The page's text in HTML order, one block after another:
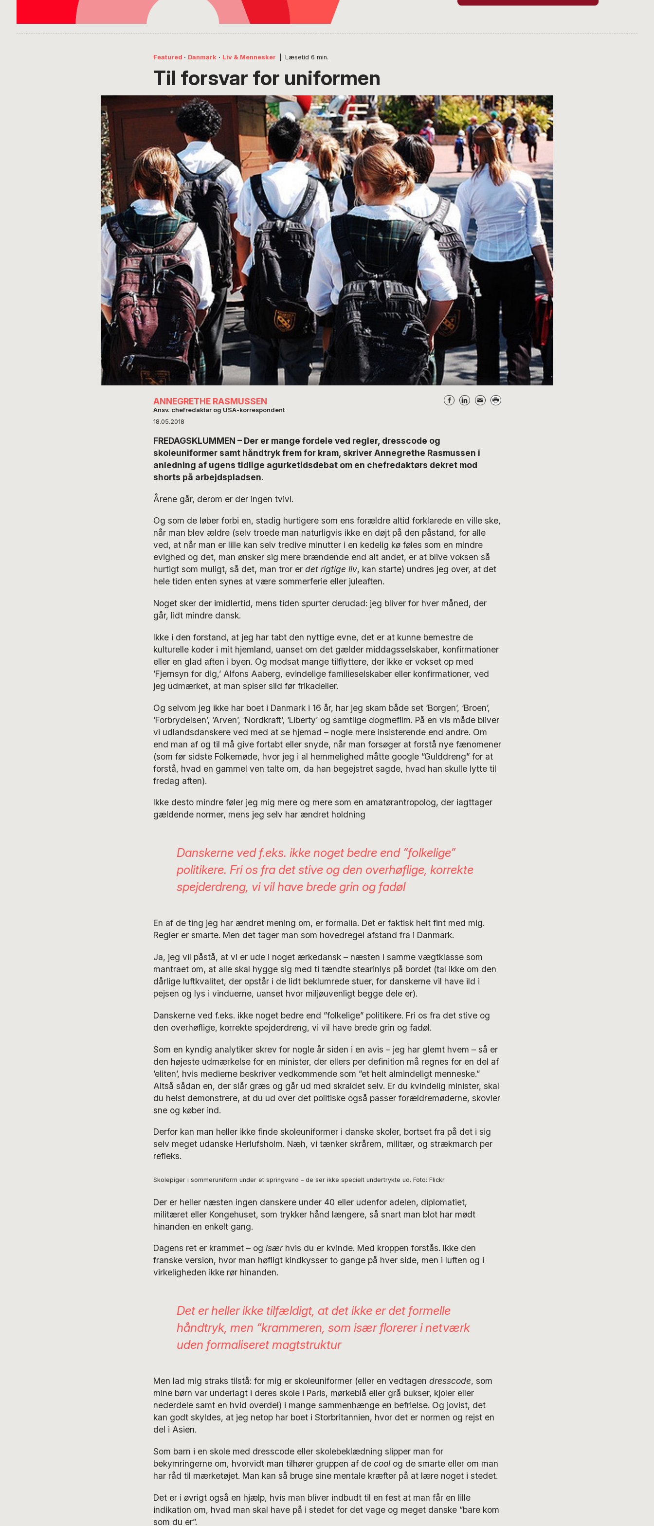
Featured · Danmark · Liv & Mennesker Læsetid 6 min.
Til forsvar for uniformen
ANNEGRETHE RASMUSSEN
Ansv. chefredaktør og USA-korrespondent
18.05.2018
FREDAGSKLUMMEN – Der er mange fordele ved regler, dresscode og
skoleuniformer samt håndtryk frem for kram, skriver Annegrethe Rasmussen i
anledning af ugens tidlige agurketidsdebat om en chefredaktørs dekret mod
shorts på arbejdspladsen.
Årene går, derom er der ingen tvivl.
Og som de løber forbi en, stadig hurtigere som ens forældre altid forklarede en ville ske,
når man blev ældre (selv troede man naturligvis ikke en døjt på den påstand, for alle
ved, at når man er lille kan selv tredive minutter i en kedelig kø føles som en mindre
evighed og det, man ønsker sig mere brændende end alt andet, er at blive voksen så
hurtigt som muligt, så det, man tror er det rigtige liv, kan starte) undres jeg over, at det
hele tiden enten synes at være sommerferie eller juleaften.
Noget sker der imidlertid, mens tiden spurter derudad: jeg bliver for hver måned, der
går, lidt mindre dansk.
Ikke i den forstand, at jeg har tabt den nyttige evne, det er at kunne bemestre de
kulturelle koder i mit hjemland, uanset om det gælder middagsselskaber, konfirmationer
eller en glad aften i byen. Og modsat mange tilflyttere, der ikke er vokset op med
’Fjernsyn for dig,’ Alfons Aaberg, evindelige familieselskaber eller konfirmationer, ved
jeg udmærket, at man spiser sild før frikadeller.
Og selvom jeg ikke har boet i Danmark i 16 år, har jeg skam både set ‘Borgen’, ‘Broen’,
‘Forbrydelsen’, ‘Arven’, ‘Nordkraft’, ‘Liberty’ og samtlige dogmefilm. På en vis måde bliver
vi udlandsdanskere ved med at se hjemad – nogle mere insisterende end andre. Om
end man af og til må give fortabt eller snyde, når man forsøger at forstå nye fænomener
(som før sidste Folkemøde, hvor jeg i al hemmelighed måtte google ”Gulddreng” for at
forstå, hvad en gammel ven talte om, da han begejstret sagde, hvad han skulle lytte til
fredag aften).
Ikke desto mindre føler jeg mig mere og mere som en amatørantropolog, der iagttager
gældende normer, mens jeg selv har ændret holdning
Danskerne ved f.eks. ikke noget bedre end ”folkelige”
politikere. Fri os fra det stive og den overhøflige, korrekte
spejderdreng, vi vil have brede grin og fadøl
En af de ting jeg har ændret mening om, er formalia. Det er faktisk helt fint med mig.
Regler er smarte. Men det tager man som hovedregel afstand fra i Danmark.
Ja, jeg vil påstå, at vi er ude i noget ærkedansk – næsten i samme vægtklasse som
mantraet om, at alle skal hygge sig med ti tændte stearinlys på bordet (tal ikke om den
dårlige luftkvalitet, der opstår i de lidt beklumrede stuer, for danskerne vil have ild i
pejsen og lys i vinduerne, uanset hvor miljøuvenligt begge dele er).
Danskerne ved f.eks. ikke noget bedre end ”folkelige” politikere. Fri os fra det stive og
den overhøflige, korrekte spejderdreng, vi vil have brede grin og fadøl.
Som en kyndig analytiker skrev for nogle år siden i en avis – jeg har glemt hvem – så er
den højeste udmærkelse for en minister, der ellers per definition må regnes for en del af
’eliten’, hvis medierne beskriver vedkommende som ”et helt almindeligt menneske.”
Altså sådan en, der slår græs og går ud med skraldet selv. Er du kvindelig minister, skal
du helst demonstrere, at du ud over det politiske også passer forældremøderne, skovler
sne og køber ind.
Derfor kan man heller ikke finde skoleuniformer i danske skoler, bortset fra på det i sig
selv meget udanske Herlufsholm. Næh, vi tænker skrårem, militær, og strækmarch per
refleks.
Skolepiger i sommeruniform under et springvand – de ser ikke specielt undertrykte ud. Foto: Flickr.
Der er heller næsten ingen danskere under 40 eller udenfor adelen, diplomatiet,
militæret eller Kongehuset, som trykker hånd længere, så snart man blot har mødt
hinanden en enkelt gang.
Dagens ret er krammet – og isærhvis du er kvinde. Med kroppen forstås. Ikke den
franske version, hvor man høfligt kindkysser to gange på hver side, men i luften og i
virkeligheden ikke rør hinanden.
Det er heller ikke tilfældigt, at det ikke er det formelle
håndtryk, men “krammeren, som især florerer i netværk
uden formaliseret magtstruktur
Men lad mig straks tilstå: for mig er skoleuniformer (eller en vedtagen dresscode, som
mine børn var underlagt i deres skole i Paris, mørkeblå eller grå bukser, kjoler eller
nederdele samt en hvid overdel) i mange sammenhænge en befrielse. Og jovist, det
kan godt skyldes, at jeg netop har boet i Storbritannien, hvor det er normen og rejst en
del i Asien.
Som barn i en skole med dresscode eller skolebeklædning slipper man for
bekymringerne om, hvorvidt man tilhører gruppen af de coolog de smarte eller om man
har råd til mærketøjet. Man kan så bruge sine mentale kræfter på at lære noget i stedet.
Det er i øvrigt også en hjælp, hvis man bliver indbudt til en fest at man får en lille
indikation om, hvad man skal have på i stedet for det vage og meget danske ”bare kom
som du er”.